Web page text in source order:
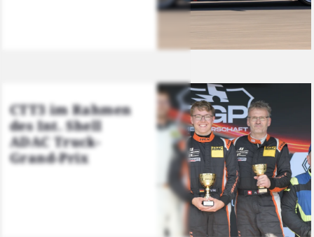
CTT3 im Rah­men
des Int. Shell
ADAC Truck-
Grand-Prix